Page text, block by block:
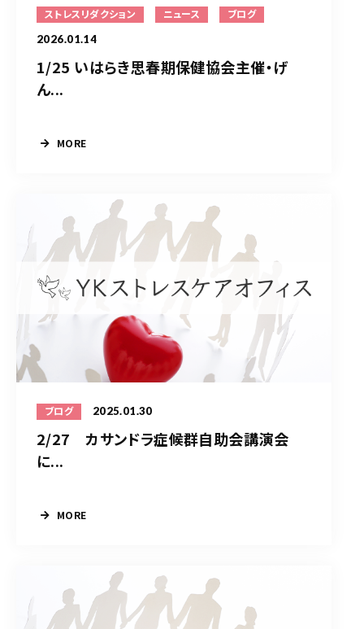
ストレスリダクション ニュース ブログ
2026.01.14
1/25 いはらき思春期保健協会主催・げ
ん...
MORE
ブログ 2025.01.30
2/27 カサンドラ症候群自助会講演会
に...
MORE